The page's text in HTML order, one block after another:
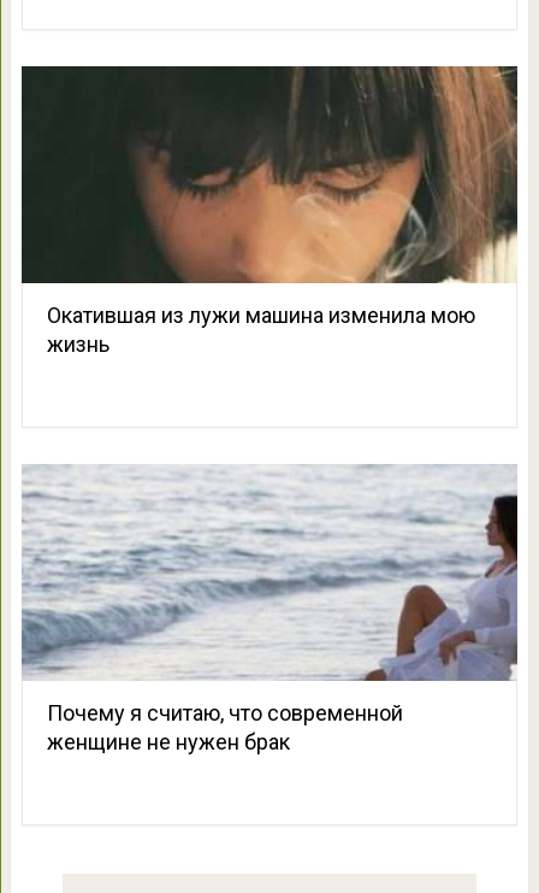
Окатившая из лужи машина изменила мою
жизнь
Почему я считаю, что современной
женщине не нужен брак